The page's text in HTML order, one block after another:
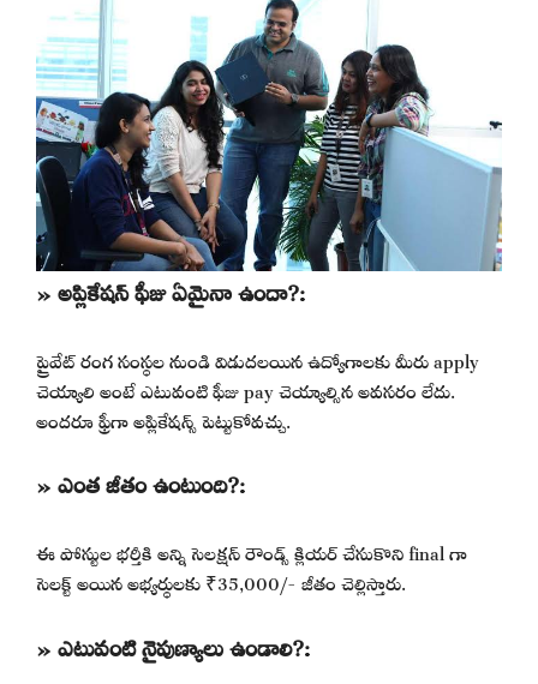
» అప్లికేషన్ ఫీజు ఏమైనా ఉందా?:
ప్రైవేట్ రంగ సంస్థల నుండి విడుదలయిన ఉద్యోగాలకు మీరు apply
చెయ్యాలి అంటే ఎటువంటి ఫీజు pay చెయ్యాల్సిన అవసరం లేదు.
అందరూ ఫ్రీగా అప్లికేషన్స్ పెట్టుకోవచ్చు.
» ఎంత జీతం ఉంటుంది?:
ఈ పోస్టుల భర్తీకి అన్ని సెలక్షన్ రౌండ్స్ క్లియర్ చేసుకొని final గా
సెలక్ట్ అయిన అభ్యర్థులకు ₹35,000/- జీతం చెల్లిస్తారు.
» ఎటువంటి నైపుణ్యాలు ఉండాలి?: